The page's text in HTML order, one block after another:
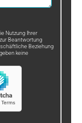
Nutzung Ihrer
Beantwortung
Beziehung
keine